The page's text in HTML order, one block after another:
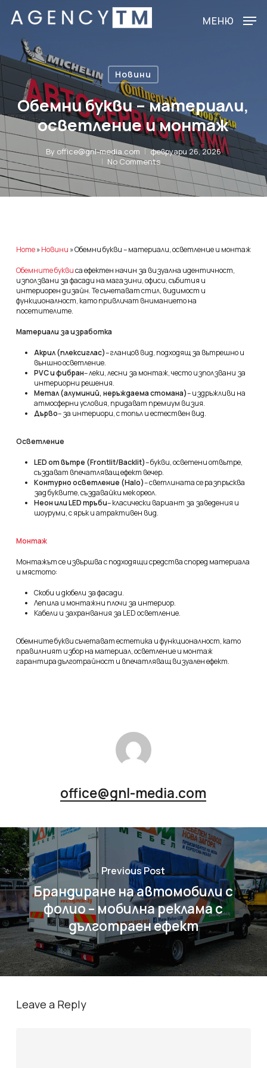
main
МЕНЮ
Новини
Обемни букви – материали,
осветление и монтаж
By office@gnl-media.com
февруари 26, 2026
No Comments
Home»Новини »Обемни букви – материали, осветление и монтаж
Обемните буквиса ефектен начин за визуална идентичност,
използвани за фасади на магазини, офиси, събития и
интериорен дизайн. Те съчетават стил, видимост и
функционалност, като привличат вниманието на
посетителите.
Материали за изработка
Акрил (плексиглас)– гланцов вид, подходящ за вътрешно и
външно осветление.
PVC и фибран– леки, лесни за монтаж, често използвани за
интериорни решения.
Метал (алуминий, неръждаема стомана)– издръжливи на
атмосферни условия, придават премиум визия.
Дърво– за интериори, с топъл и естествен вид.
Осветление
LED от вътре (Frontlit/Backlit)– букви, осветени отвътре,
създават впечатляващ ефект вечер.
Контурно осветление (Halo)– светлината се разпръсква
зад буквите, създавайки мек ореол.
Неон или LED тръби– класически вариант за заведения и
шоуруми, с ярък и атрактивен вид.
Монтаж
Монтажът се извършва с подходящи средства според материала
и мястото:
Скоби и дюбели за фасади.
Лепила и монтажни плочи за интериор.
Кабели и захранвания за LED осветление.
Обемните букви съчетават естетика и функционалност, като
правилният избор на материал, осветление и монтаж
гарантира дълготрайност и впечатляващ визуален ефект.
office@gnl-media.com
Previous Post
Брандиране на автомобили с
фолио – мобилна реклама с
дълготраен ефект
Leave a Reply